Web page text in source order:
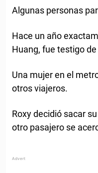
Algunas personas
Hace un año
Huang, fue testigo
Una mujer en el
otros viajeros.
Roxy decidió sacar
otro pasajero se